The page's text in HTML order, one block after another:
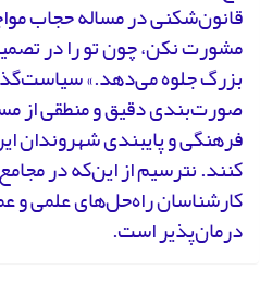
قانون‌شکنی در مساله حجاب
مشورت نکن، چون تو را در
بزرگ جلوه می‌دهد.»
صورت‌بندی دقیق و منطقی از
فرهنگی و پایبندی شهروندان
کنند. نترسیم از این‌که در
کارشناسان راه‌حل‌های علمی و
درمان‌پذیر است.